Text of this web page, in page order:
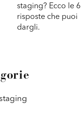
staging? Ecco le 6
risposte che puoi
dargli.